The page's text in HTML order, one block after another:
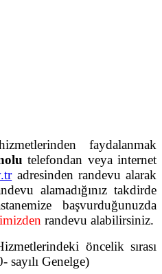
faydalanmak
telefondan veya internet
adresinden randevu alarak
alamadığınız takdirde
başvurduğunuzda
randevu alabilirsiniz.
öncelik sırası
sayılı Genelge)